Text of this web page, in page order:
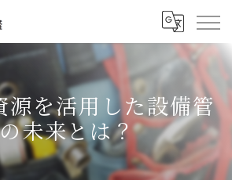
源を活用した設備管
未来とは？